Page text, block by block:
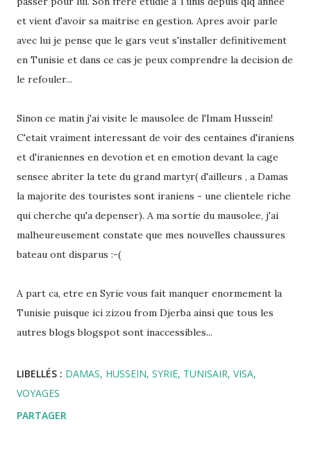
et vient d'avoir sa maitrise en gestion. Apres avoir parle
avec lui je pense que le gars veut s'installer definitivement
en Tunisie et dans ce cas je peux comprendre la decision de
le refouler...
Sinon ce matin j'ai visite le mausolee de l'Imam Hussein!
C'etait vraiment interessant de voir des centaines d'iraniens
et d'iraniennes en devotion et en emotion devant la cage
sensee abriter la tete du grand martyr( d'ailleurs , a Damas
la majorite des touristes sont iraniens - une clientele riche
qui cherche qu'a depenser). A ma sortie du mausolee, j'ai
malheureusement constate que mes nouvelles chaussures
bateau ont disparus :-(
A part ca, etre en Syrie vous fait manquer enormement la
Tunisie puisque ici zizou from Djerba ainsi que tous les
autres blogs blogspot sont inaccessibles...
LIBELLÉS : DAMAS HUSSEIN SYRIE TUNISAIR VISA
VOYAGES
PARTAGER